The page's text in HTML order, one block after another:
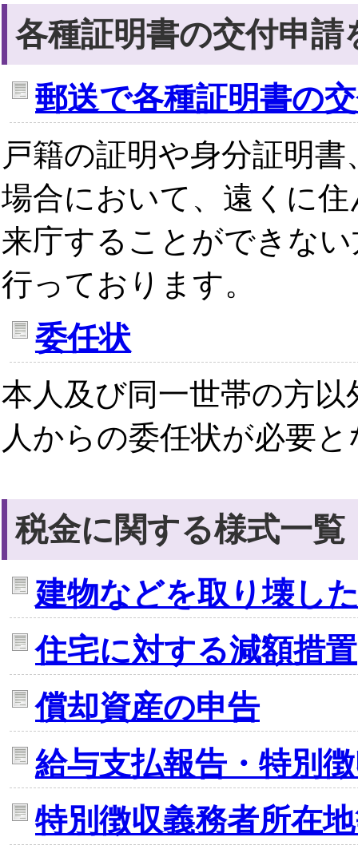
各種証明書の交付申請
郵送で各種証明書の
戸籍の証明や身分証明
場合において、遠くに
来庁することができな
行っております。
委任状
本人及び同一世帯の方
人からの委任状が必要
税金に関する様式一覧
建物などを取り壊し
住宅に対する減額措置
償却資産の申告
給与支払報告・特別
特別徴収義務者所在